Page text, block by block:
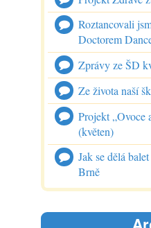
Roztancovali
Doctorem
Zprávy ze ŠD
Ze života naší
Projekt „Ovoce
(květen)
Jak se dělá
Brně